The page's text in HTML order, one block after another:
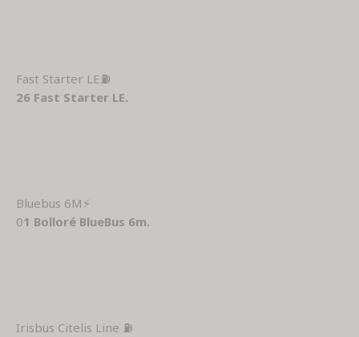
Fast Starter LE⛽
26 Fast Starter LE.
Bluebus 6M⚡
01 Bolloré BlueBus 6m.
Irisbus Citelis Line ⛽